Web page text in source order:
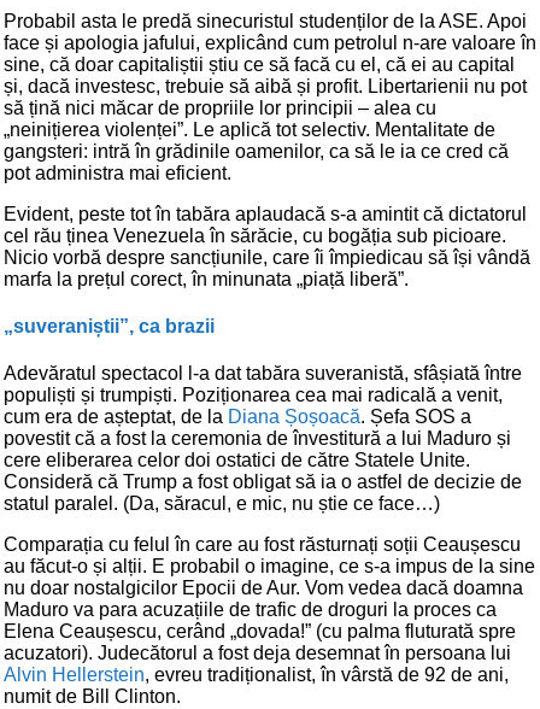
Probabil asta le predă sinecuristul studenților de la ASE. Apoi
face și apologia jafului, explicând cum petrolul n-are valoare în
sine, că doar capitaliștii știu ce să facă cu el, că ei au capital
și, dacă investesc, trebuie să aibă și profit. Libertarienii nu pot
să țină nici măcar de propriile lor principii – alea cu
„neinițierea violenței”. Le aplică tot selectiv. Mentalitate de
gangsteri: intră în grădinile oamenilor, ca să le ia ce cred că
pot administra mai eficient.
Evident, peste tot în tabăra aplaudacă s-a amintit că dictatorul
cel rău ținea Venezuela în sărăcie, cu bogăția sub picioare.
Nicio vorbă despre sancțiunile, care îi împiedicau să își vândă
marfa la prețul corect, în minunata „piață liberă”.
„suveraniștii”, ca brazii
Adevăratul spectacol l-a dat tabăra suveranistă, sfâșiată între
populiști și trumpiști. Poziționarea cea mai radicală a venit,
cum era de așteptat, de la Diana Șoșoacă. Șefa SOS a
povestit că a fost la ceremonia de învestitură a lui Maduro și
cere eliberarea celor doi ostatici de către Statele Unite.
Consideră că Trump a fost obligat să ia o astfel de decizie de
statul paralel. (Da, săracul, e mic, nu știe ce face…)
Comparația cu felul în care au fost răsturnați soții Ceaușescu
au făcut-o și alții. E probabil o imagine, ce s-a impus de la sine
nu doar nostalgicilor Epocii de Aur. Vom vedea dacă doamna
Maduro va para acuzațiile de trafic de droguri la proces ca
Elena Ceaușescu, cerând „dovada!” (cu palma fluturată spre
acuzatori). Judecătorul a fost deja desemnat în persoana lui
Alvin Hellerstein, evreu tradiționalist, în vârstă de 92 de ani,
numit de Bill Clinton.